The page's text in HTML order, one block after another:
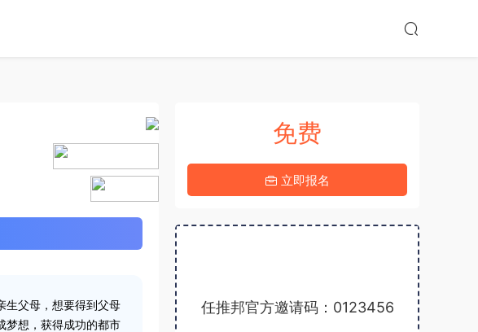
生父母，想要得到父母
梦想，获得成功的都市
免费
立即报名
任推邦官方邀请码：0123456